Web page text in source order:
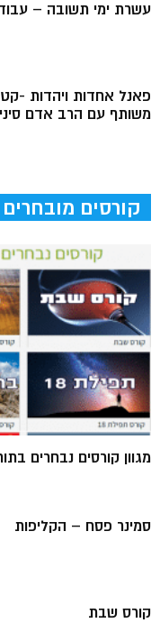
עשרת ימי תשובה –
פאנל אחדות ויהדות -
משותף עם הרב אדם סיני
קורסים מובחרים
מגוון קורסים נבחרים
סמינר פסח – הקליפות
קורס שבת